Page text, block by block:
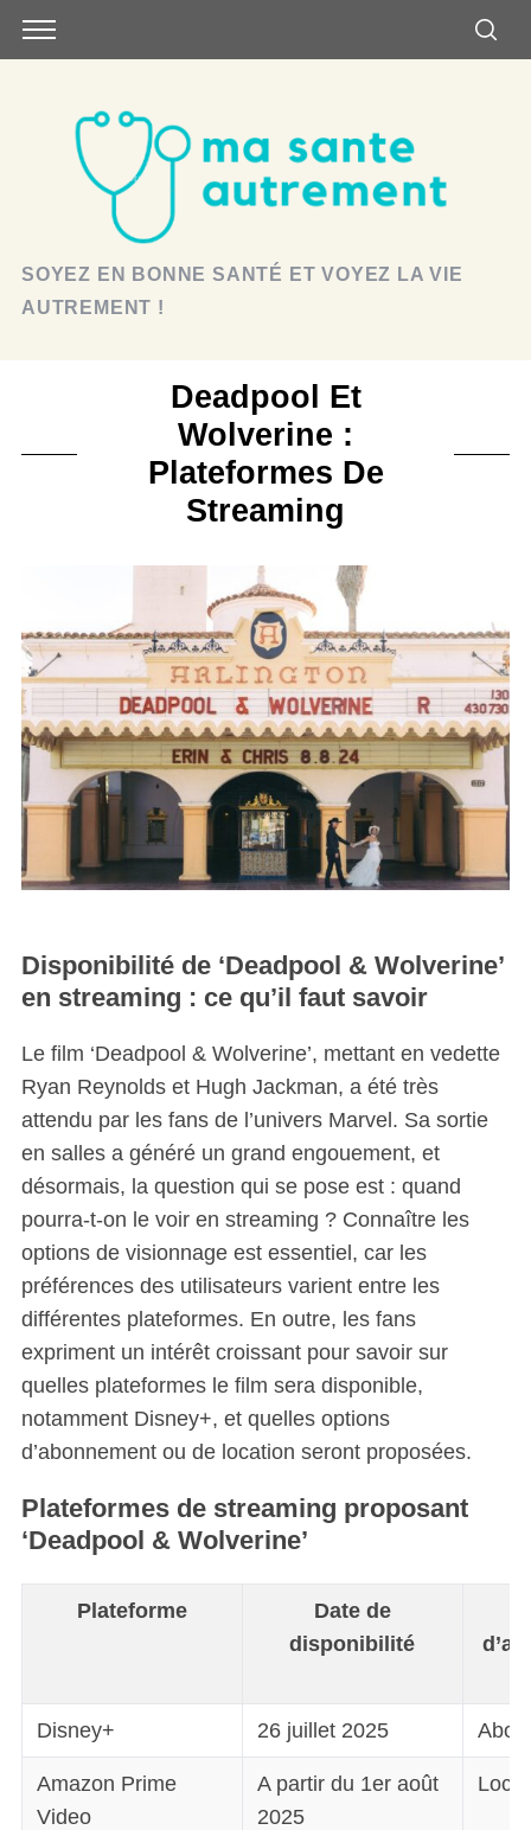
SOYEZ EN BONNE SANTÉ ET VOYEZ LA VIE
AUTREMENT !
Deadpool Et
Wolverine :
Plateformes De
Streaming
Disponibilité de ‘Deadpool & Wolverine’
en streaming : ce qu’il faut savoir
Le film ‘Deadpool & Wolverine’, mettant en vedette
Ryan Reynolds et Hugh Jackman, a été très
attendu par les fans de l’univers Marvel. Sa sortie
en salles a généré un grand engouement, et
désormais, la question qui se pose est : quand
pourra-t-on le voir en streaming ? Connaître les
options de visionnage est essentiel, car les
préférences des utilisateurs varient entre les
différentes plateformes. En outre, les fans
expriment un intérêt croissant pour savoir sur
quelles plateformes le film sera disponible,
notamment Disney+, et quelles options
d’abonnement ou de location seront proposées.
Plateformes de streaming proposant
‘Deadpool & Wolverine’
Plateforme
Date de
disponibilité
Disney+ 26 juillet 2025
Amazon Prime
Video
A partir du 1er août
2025